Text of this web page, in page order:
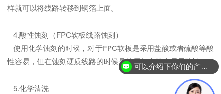
样就可以将线路转移到铜箔上面。
4.酸性蚀刻（FPC软板线路蚀刻）
使用化学蚀刻的时候，对于FPC软板是采用盐酸或者硫酸等酸
性容易，但在蚀刻硬质线路的时候是使用氨水等容易显酸性。
5.化学清洗
可以介绍下你们的产品么？